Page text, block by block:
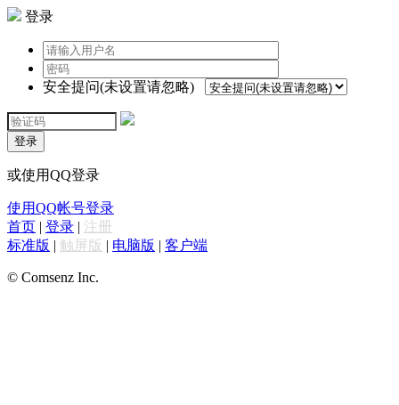
登录
安全提问(未设置请忽略)
登录
或使用QQ登录
使用QQ帐号登录
首页 | 登录 | 注册
标准版 | 触屏版 | 电脑版 | 客户端
© Comsenz Inc.